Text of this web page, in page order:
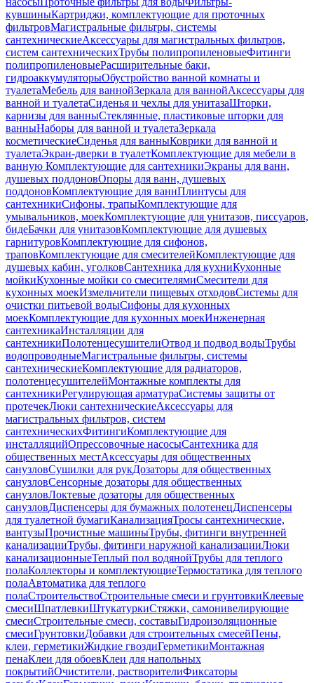
кувшиныКартриджи, комплектующие для проточных
фильтровМагистральные фильтры, системы
сантехническиеАксессуары для магистральных фильтров,
систем сантехническихТрубы полипропиленовыеФитинги
полипропиленовыеРасширительные баки,
гидроаккумуляторыОбустройство ванной комнаты и
туалетаМебель для ваннойЗеркала для ваннойАксессуары для
ванной и туалетаСиденья и чехлы для унитазаШторки,
карнизы для ванныСтеклянные, пластиковые шторки для
ванныНаборы для ванной и туалетаЗеркала
косметическиеСиденья для ванныКоврики для ванной и
туалетаЭкран-дверки в туалетКомплектующие для мебели в
ванную Комплектующие для сантехникиЭкраны для ванн,
душевых поддоновОпоры для ванн, душевых
поддоновКомплектующие для ваннПлинтусы для
сантехникиСифоны, трапыКомплектующие для
умывальников, моекКомплектующие для унитазов, писсуаров,
бидеБачки для унитазовКомплектующие для душевых
гарнитуровКомплектующие для сифонов,
траповКомплектующие для смесителейКомплектующие для
душевых кабин, уголковСантехника для кухниКухонные
мойкиКухонные мойки со смесителямиСмесители для
кухонных моекИзмельчители пищевых отходовСистемы для
очистки питьевой водыСифоны для кухонных
моекКомплектующие для кухонных моекИнженерная
сантехникаИнсталляции для
сантехникиПолотенцесушителиОтвод и подвод водыТрубы
водопроводныеМагистральные фильтры, системы
сантехническиеКомплектующие для радиаторов,
полотенцесушителейМонтажные комплекты для
сантехникиРегулирующая арматураСистемы защиты от
протечекЛюки сантехническиеАксессуары для
магистральных фильтров, систем
сантехническихФитингиКомплектующие для
инсталляцийОпрессовочные насосыСантехника для
общественных местАксессуары для общественных
санузловСушилки для рукДозаторы для общественных
санузловСенсорные дозаторы для общественных
санузловЛоктевые дозаторы для общественных
санузловДиспенсеры для бумажных полотенецДиспенсеры
для туалетной бумагиКанализацияТросы сантехнические,
вантузыПрочистные машиныТрубы, фитинги внутренней
канализацииТрубы, фитинги наружной канализацииЛюки
канализационныеТеплый пол водянойТрубы для теплого
полаКоллекторы и комплектующиеТермостатика для теплого
полаАвтоматика для теплого
полаСтроительствоСтроительные смеси и грунтовкиКлеевые
смесиШпатлевкиШтукатуркиСтяжки, самонивелирующие
смесиСтроительные смеси, составыГидроизоляционные
смесиГрунтовкиДобавки для строительных смесейПены,
клеи, герметикиЖидкие гвоздиГерметикиМонтажная
пенаКлеи для обоевКлеи для напольных
покрытийОчистители, растворителиФиксаторы